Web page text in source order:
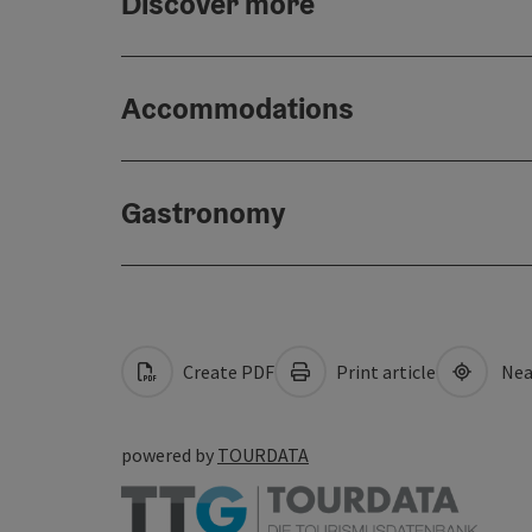
Accommodations
Gastronomy
Create PDF Print article
powered by TOURDATA